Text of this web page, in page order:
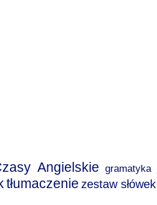
Angielskie gramatyka
tłumaczenie zestaw słówek